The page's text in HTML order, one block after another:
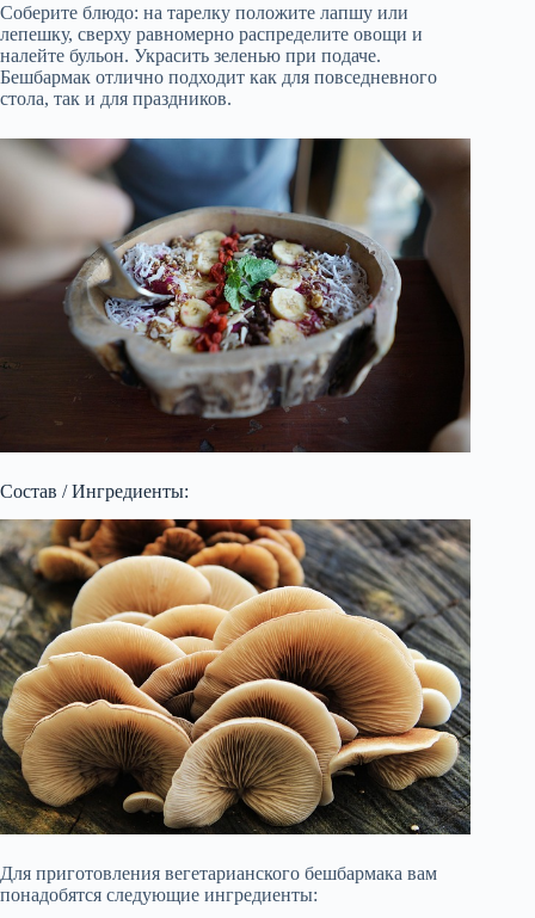
Соберите блюдо: на тарелку положите лапшу или
лепешку, сверху равномерно распределите овощи и
налейте бульон. Украсить зеленью при подаче.
Бешбармак отлично подходит как для повседневного
стола, так и для праздников.
Состав / Ингредиенты:
Для приготовления вегетарианского бешбармака вам
понадобятся следующие ингредиенты: